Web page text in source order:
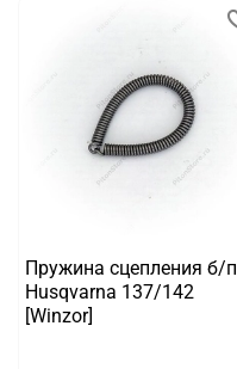
Пружина сцепления б/п
Husqvarna 137/142
[Winzor]